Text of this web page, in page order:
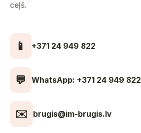
ceļš.
📱 +371 24 949 822
💬 WhatsApp: +371 24 949 822
✉️ brugis@im-brugis.lv